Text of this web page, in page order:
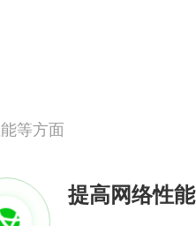
等方面
提高网络性能